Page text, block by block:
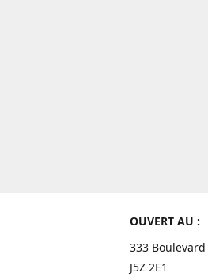
OUVERT AU :
333
J5Z 2E1